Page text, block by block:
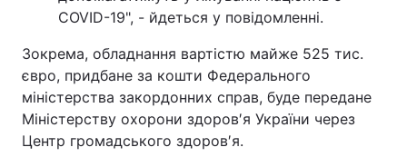
COVID-19", - йдеться у повідомленні.
Зокрема, обладнання вартістю майже 525 тис.
євро, придбане за кошти Федерального
міністерства закордонних справ, буде передане
Міністерству охорони здоров′я України через
Центр громадського здоров′я.